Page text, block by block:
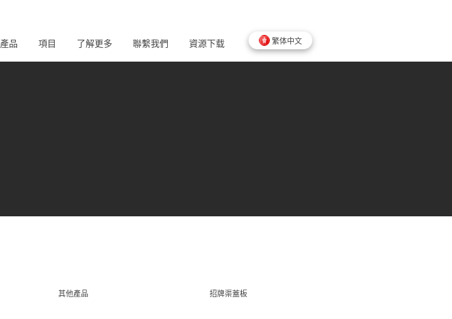
產品 項目 了解更多 聯繫我們 資源下载 繁体中文
其他產品 招牌渠蓋板